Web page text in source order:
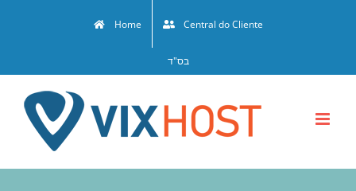
Home Central do Cliente
בס"ד